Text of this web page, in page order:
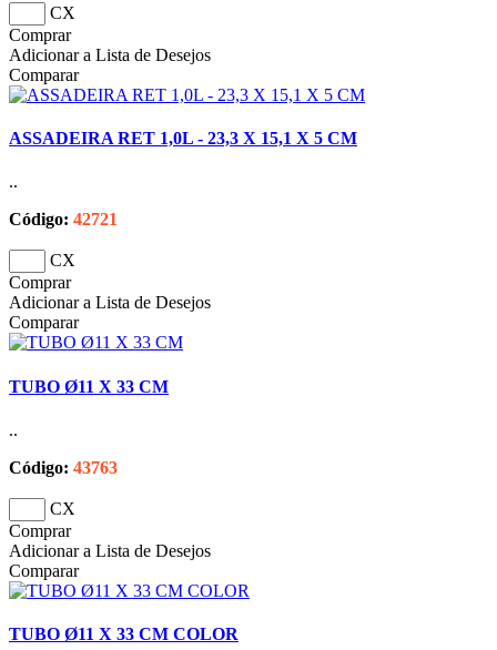
CX
Comprar
Adicionar a Lista de Desejos
Comparar
ASSADEIRA RET 1,0L - 23,3 X 15,1 X 5 CM
..
Código: 42721
CX
Comprar
Adicionar a Lista de Desejos
Comparar
TUBO Ø11 X 33 CM
..
Código: 43763
CX
Comprar
Adicionar a Lista de Desejos
Comparar
TUBO Ø11 X 33 CM COLOR